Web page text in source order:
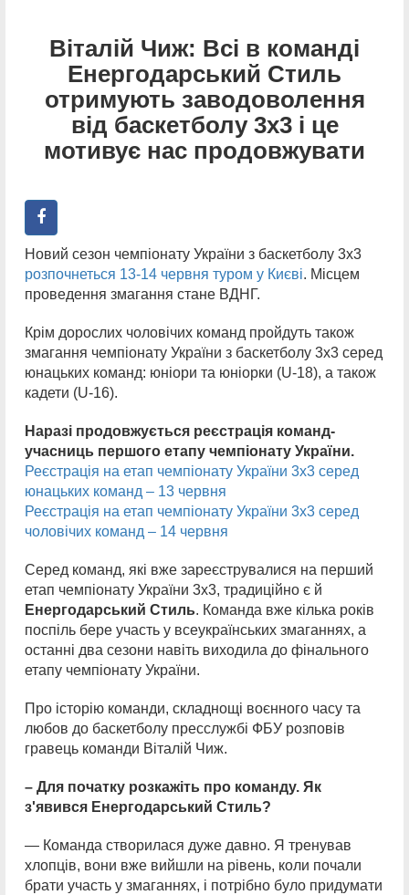
Віталій Чиж: Всі в команді
Енергодарський Стиль
отримують заводоволення
від баскетболу 3х3 і це
мотивує нас продовжувати
Новий сезон чемпіонату України з баскетболу 3х3
розпочнеться 13-14 червня туром у Києві. Місцем
проведення змагання стане ВДНГ.
Крім дорослих чоловічих команд пройдуть також
змагання чемпіонату України з баскетболу 3х3 серед
юнацьких команд: юніори та юніорки (U-18), а також
кадети (U-16).
Наразі продовжується реєстрація команд-
учасниць першого етапу чемпіонату України.
Реєстрація на етап чемпіонату України 3х3 серед
юнацьких команд – 13 червня
Реєстрація на етап чемпіонату України 3х3 серед
чоловічих команд – 14 червня
Серед команд, які вже зареєструвалися на перший
етап чемпіонату України 3х3, традиційно є й
Енергодарський Стиль. Команда вже кілька років
поспіль бере участь у всеукраїнських змаганнях, а
останні два сезони навіть виходила до фінального
етапу чемпіонату України.
Про історію команди, складнощі воєнного часу та
любов до баскетболу пресслужбі ФБУ розповів
гравець команди Віталій Чиж.
– Для початку розкажіть про команду. Як
з'явився Енергодарський Стиль?
— Команда створилася дуже давно. Я тренував
хлопців, вони вже вийшли на рівень, коли почали
брати участь у змаганнях, і потрібно було придумати